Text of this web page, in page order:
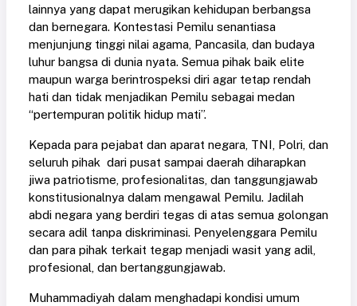
lainnya yang dapat merugikan kehidupan berbangsa
dan bernegara. Kontestasi Pemilu senantiasa
menjunjung tinggi nilai agama, Pancasila, dan budaya
luhur bangsa di dunia nyata. Semua pihak baik elite
maupun warga berintrospeksi diri agar tetap rendah
hati dan tidak menjadikan Pemilu sebagai medan
“pertempuran politik hidup mati”.
Kepada para pejabat dan aparat negara, TNI, Polri, dan
seluruh pihak dari pusat sampai daerah diharapkan
jiwa patriotisme, profesionalitas, dan tanggungjawab
konstitusionalnya dalam mengawal Pemilu. Jadilah
abdi negara yang berdiri tegas di atas semua golongan
secara adil tanpa diskriminasi. Penyelenggara Pemilu
dan para pihak terkait tegap menjadi wasit yang adil,
profesional, dan bertanggungjawab.
Muhammadiyah dalam menghadapi kondisi umum